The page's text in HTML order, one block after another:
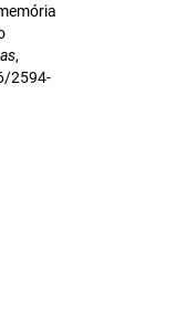
,
2594-